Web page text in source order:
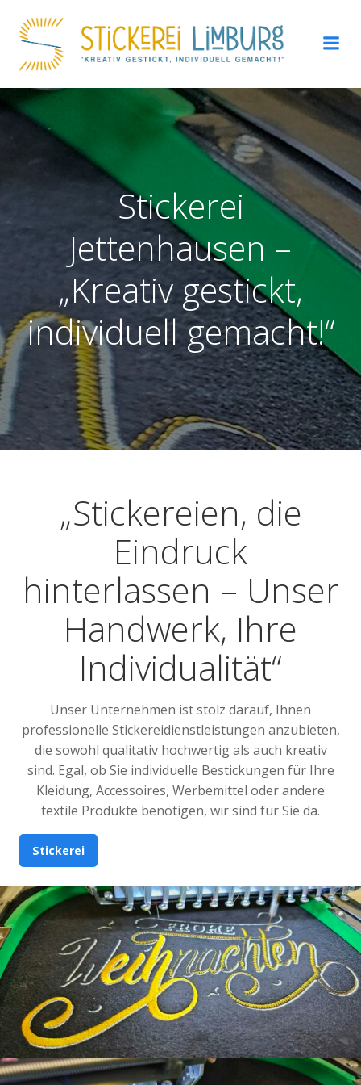
Inhalt
springen
Stickerei
Jettenhausen –
„Kreativ gestickt,
individuell gemacht!“
„Stickereien, die
Eindruck
hinterlassen – Unser
Handwerk, Ihre
Individualität“
Unser Unternehmen ist stolz darauf, Ihnen
professionelle Stickereidienstleistungen anzubieten,
die sowohl qualitativ hochwertig als auch kreativ
sind. Egal, ob Sie individuelle Bestickungen für Ihre
Kleidung, Accessoires, Werbemittel oder andere
textile Produkte benötigen, wir sind für Sie da.
Stickerei